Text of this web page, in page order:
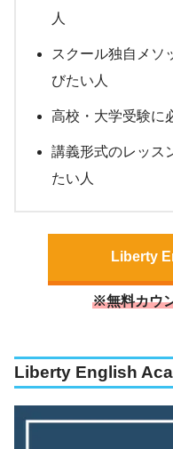
人
スクール独自メソ
びたい人
高校・大学受験に
講義形式のレッス
たい人
Liberty
※無料カウ
Liberty English